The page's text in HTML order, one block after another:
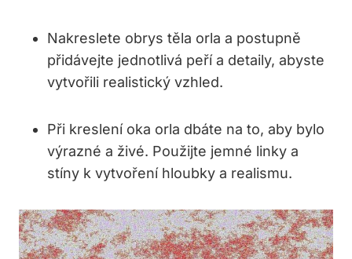
Nakreslete obrys těla orla a postupně
přidávejte jednotlivá peří a detaily, abyste
vytvořili realistický vzhled.
Při kreslení oka orla dbáte na to, aby bylo
výrazné a živé. Použijte jemné linky a
stíny k vytvoření hloubky a realismu.